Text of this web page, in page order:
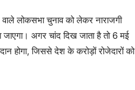
लोकसभा चुनाव को लेकर नाराजगी
अगर चांद दिख जाता है तो 6 मई
होगा, जिससे देश के करोड़ों रोजेदारों को